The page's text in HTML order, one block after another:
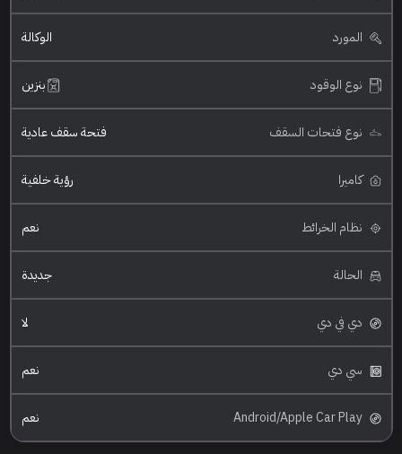
المورد الوكالة
نوع الوقود بنزين
نوع فتحات السقف فتحة سقف عادية
كاميرا رؤية خلفية
نظام الخرائط نعم
الحالة جديدة
دي في دي لا
سي دي نعم
Android/Apple Car Play نعم